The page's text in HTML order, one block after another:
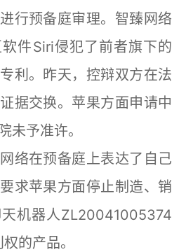
行预备庭审理。智臻网络
件Siri侵犯了前者旗下的
利。昨天，控辩双方在法
据交换。苹果方面申请中
未予准许。
在预备庭上表达了自己
求苹果方面停止制造、销
机器人ZL20041005374
的产品。